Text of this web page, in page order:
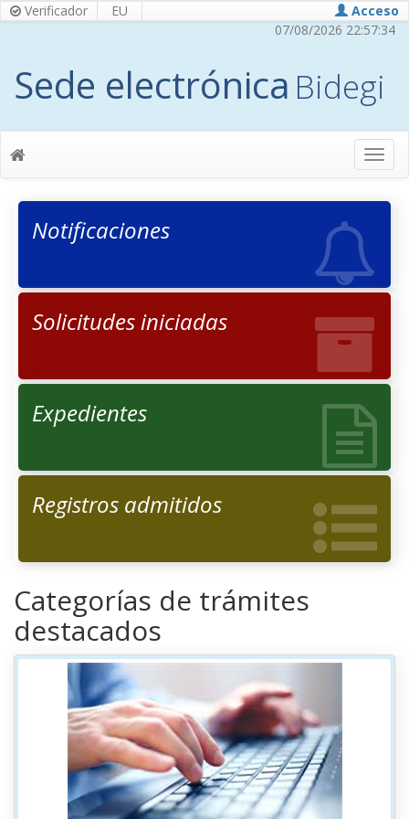
Verificador EU
Acceso
07/08/2026 22:57:34
Sede electrónica Bidegi
Notificaciones
Solicitudes iniciadas
Expedientes
Registros admitidos
Categorías de trámites
destacados